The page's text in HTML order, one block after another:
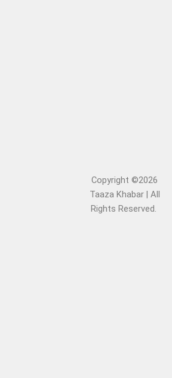
Copyright ©2026
Taaza Khabar | All
Rights Reserved.​